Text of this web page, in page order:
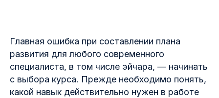
Главная ошибка при составлении плана
развития для любого современного
специалиста, в том числе эйчара, — начинать
с выбора курса. Прежде необходимо понять,
какой навык действительно нужен в работе